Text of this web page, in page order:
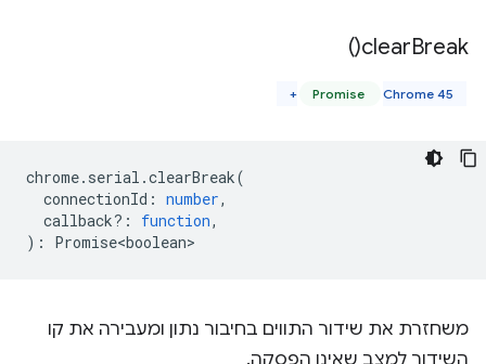
clearBreak(
)
Promise Chrome 45+
chrome. serial .clearBreak(
connectionId : number,
callback? : function,
) : Promise<boolean>
משחזרת את שידור התווים בחיבור נתון ומעבירה את קו
השידור למצב שאינו הפסקה.